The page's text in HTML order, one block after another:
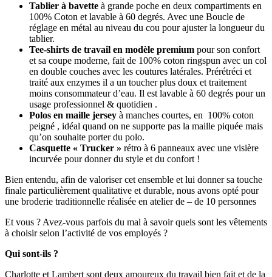
Tablier à bavette à grande poche en deux compartiments en
100% Coton et lavable à 60 degrés. Avec une Boucle de
réglage en métal au niveau du cou pour ajuster la longueur du
tablier.
Tee-shirts de travail en modèle premium pour son confort
et sa coupe moderne, fait de 100% coton ringspun avec un col
en double couches avec les coutures latérales. Prérétréci et
traité aux enzymes il a un toucher plus doux et traitement
moins consommateur d’eau. Il est lavable à 60 degrés pour un
usage professionnel & quotidien .
Polos en maille jersey à manches courtes, en 100% coton
peigné , idéal quand on ne supporte pas la maille piquée mais
qu’on souhaite porter du polo.
Casquette « Trucker » rétro à 6 panneaux avec une visière
incurvée pour donner du style et du confort !
Bien entendu, afin de valoriser cet ensemble et lui donner sa touche
finale particulièrement qualitative et durable, nous avons opté pour
une broderie traditionnelle réalisée en atelier de – de 10 personnes
Et vous ? Avez-vous parfois du mal à savoir quels sont les vêtements
à choisir selon l’activité de vos employés ?
Qui sont-ils ?
Charlotte et Lambert sont deux amoureux du travail bien fait et de la